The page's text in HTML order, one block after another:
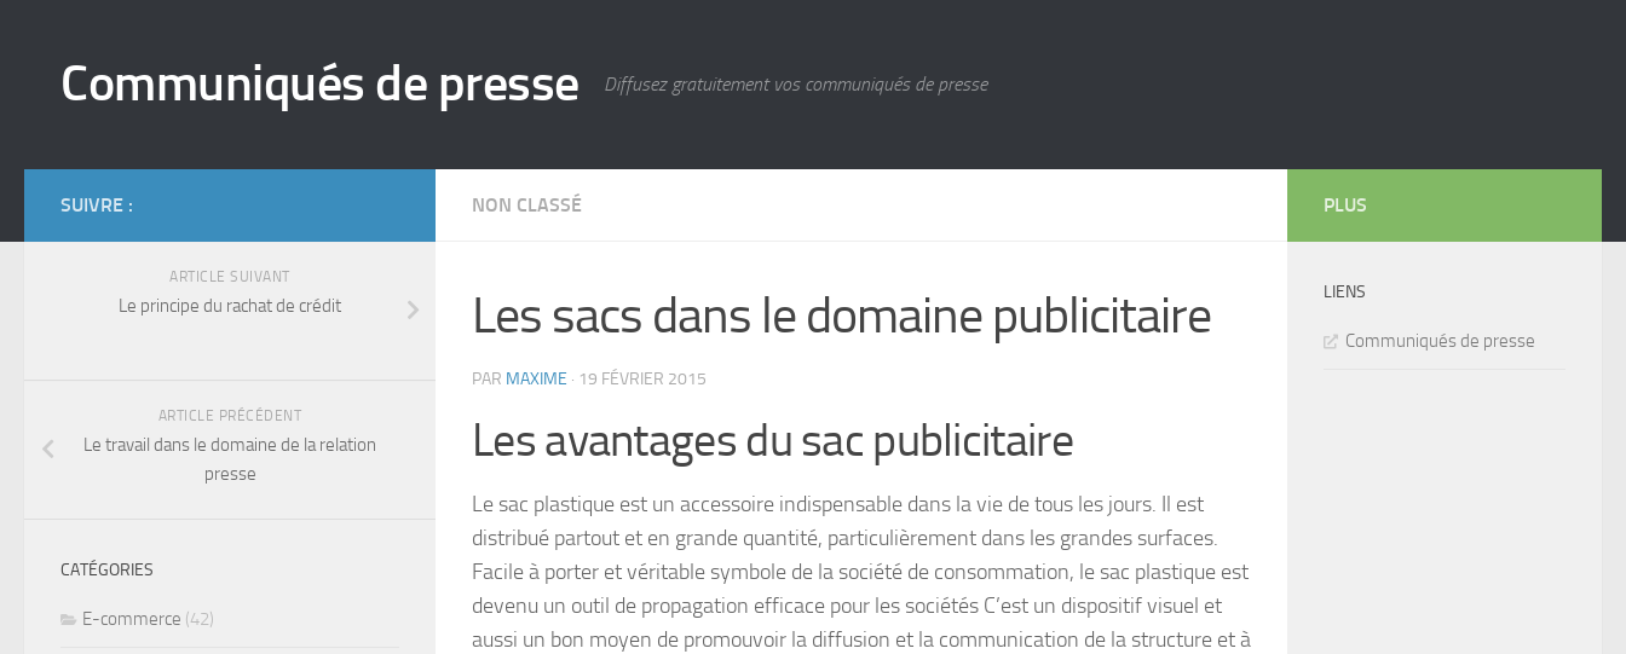
Communiqués de presse Diffusez gratuitement vos communiqués de presse
NON CLASSÉ
Les sacs dans le domaine publicitaire
PAR MAXIME · 19 FÉVRIER 2015
Les avantages du sac publicitaire
Le sac plastique est un accessoire indispensable dans la vie de tous les jours. Il est
distribué partout et en grande quantité, particulièrement dans les grandes surfaces.
Facile à porter et véritable symbole de la société de consommation, le sac plastique est
devenu un outil de propagation efficace pour les sociétés C’est un dispositif visuel et
aussi un bon moyen de promouvoir la diffusion et la communication de la structure et à
SUIVRE :
ARTICLE SUIVANT
Le principe du rachat de crédit
ARTICLE PRÉCÉDENT
Le travail dans le domaine de la relation
presse
CATÉGORIES
E-commerce (42)
PLUS
LIENS
Communiqués de presse